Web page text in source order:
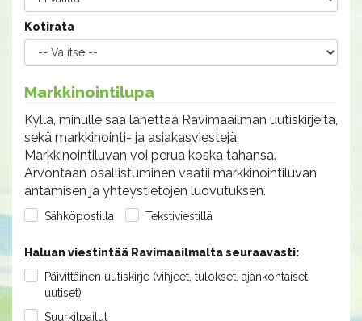
Kotirata
Markkinointilupa
Kyllä, minulle saa lähettää Ravimaailman uutiskirjeitä,
sekä markkinointi- ja asiakasviestejä.
Markkinointiluvan voi perua koska tahansa.
Arvontaan osallistuminen vaatii markkinointiluvan
antamisen ja yhteystietojen luovutuksen.
Sähköpostilla Tekstiviestillä
Haluan viestintää Ravimaailmalta seuraavasti:
Päivittäinen uutiskirje (vihjeet, tulokset, ajankohtaiset
uutiset)
Suurkilpailut